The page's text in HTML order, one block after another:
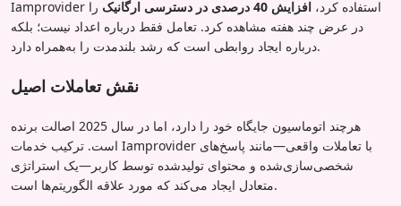
Iamprovider استفاده کرد، افزایش 40 درصدی در دسترسی ارگانیک
را
در عرض چند هفته مشاهده کرد. تعامل فقط درباره اعداد نیست؛ بلکه
درباره ایجاد روابطی است که رشد بلندمدت را به‌همراه دارد.
نقش تعاملات اصیل
هرچند اتوماسیون جایگاه خود را دارد، اما در سال 2025 اصالت برنده
است. ترکیب خدمات Iamprovider با تعاملات واقعی—مانند پاسخ‌های
شخصی‌سازی‌شده و محتوای تولیدشده توسط کاربر—یک استراتژی
متعادل ایجاد می‌کند که مورد علاقه الگوریتم‌ها است.